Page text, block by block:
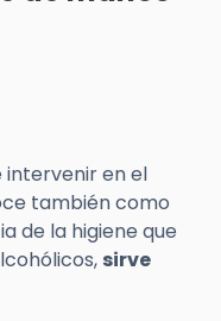
intervenir en el
también como
de la higiene que
sirve